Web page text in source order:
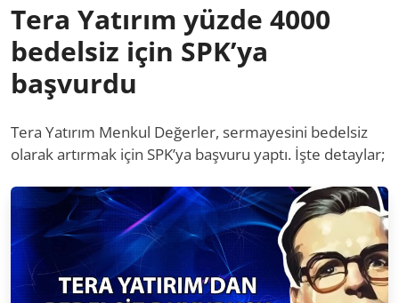
Tera Yatırım yüzde 4000
bedelsiz için SPK’ya
başvurdu
Tera Yatırım Menkul Değerler, sermayesini bedelsiz
olarak artırmak için SPK’ya başvuru yaptı. İşte detaylar;